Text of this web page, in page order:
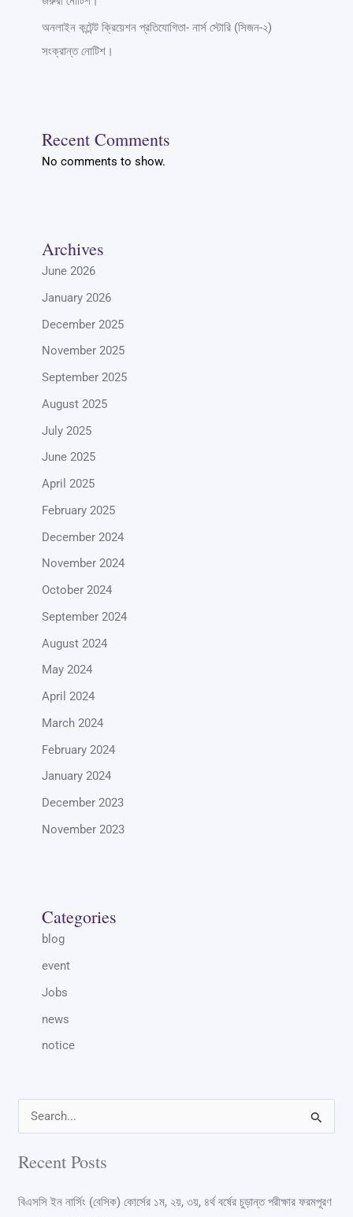
অনলাইন কন্টেন্ট ক্রিয়েশন প্রতিযোগিতা- নার্স স্টোরি (সিজন-২)
সংক্রান্ত নোটিশ।
Recent Comments
No comments to show.
Archives
June 2026
January 2026
December 2025
November 2025
September 2025
August 2025
July 2025
June 2025
April 2025
February 2025
December 2024
November 2024
October 2024
September 2024
August 2024
May 2024
April 2024
March 2024
February 2024
January 2024
December 2023
November 2023
Categories
blog
event
Jobs
news
notice
a
Recent Posts
বিএসসি ইন নার্সিং (বেসিক) কোর্সের ১ম, ২য়, ৩য়, ৪র্থ বর্ষের চুড়ান্ত পরীক্ষার ফরমপূরণ